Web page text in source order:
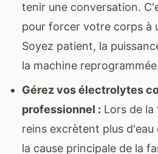
tenir une conversation.
pour forcer votre corps à
Soyez patient, la
la machine
Gérez vos électrolytes
professionnel : Lors de
reins excrètent plus d'eau
la cause principale de la